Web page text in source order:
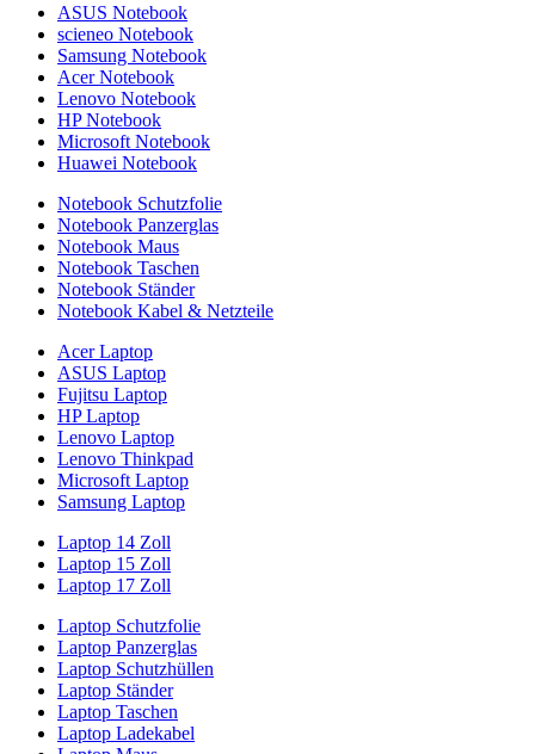
ASUS Notebook
scieneo Notebook
Samsung Notebook
Acer Notebook
Lenovo Notebook
HP Notebook
Microsoft Notebook
Huawei Notebook
Notebook Schutzfolie
Notebook Panzerglas
Notebook Maus
Notebook Taschen
Notebook Ständer
Notebook Kabel & Netzteile
Acer Laptop
ASUS Laptop
Fujitsu Laptop
HP Laptop
Lenovo Laptop
Lenovo Thinkpad
Microsoft Laptop
Samsung Laptop
Laptop 14 Zoll
Laptop 15 Zoll
Laptop 17 Zoll
Laptop Schutzfolie
Laptop Panzerglas
Laptop Schutzhüllen
Laptop Ständer
Laptop Taschen
Laptop Ladekabel